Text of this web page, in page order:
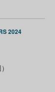
2024